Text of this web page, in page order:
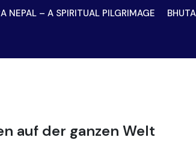
NEPAL – A SPIRITUAL PILGRIMAGE
auf der ganzen Welt